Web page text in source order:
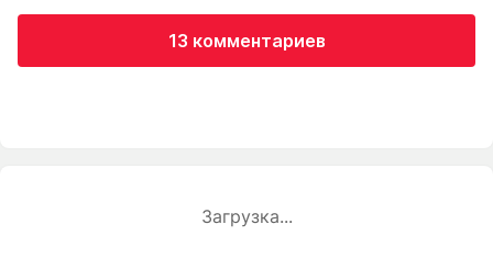
13 комментариев
Загрузка...